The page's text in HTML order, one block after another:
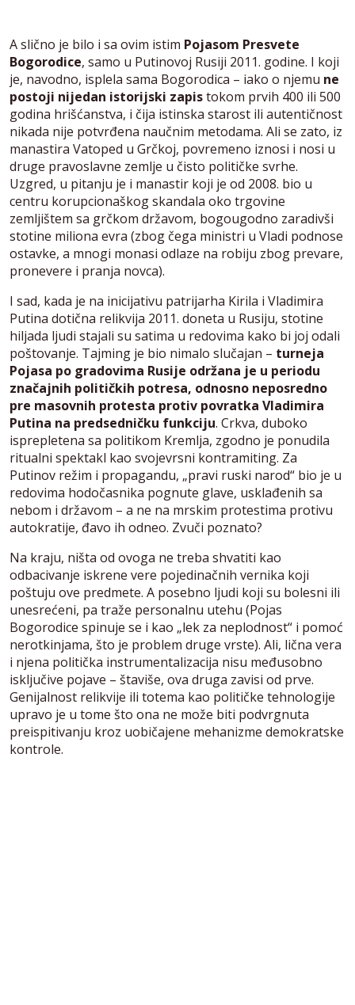
A slično je bilo i sa ovim istim Pojasom Presvete
Bogorodice, samo u Putinovoj Rusiji 2011. godine. I koji
je, navodno, isplela sama Bogorodica – iako o njemu ne
postoji nijedan istorijski zapistokom prvih 400 ili 500
godina hrišćanstva, i čija istinska starost ili autentičnost
nikada nije potvrđena naučnim metodama. Ali se zato, iz
manastira Vatoped u Grčkoj, povremeno iznosi i nosi u
druge pravoslavne zemlje u čisto političke svrhe.
Uzgred, u pitanju je i manastir koji je od 2008. bio u
centru korupcionaškog skandala oko trgovine
zemljištem sa grčkom državom, bogougodno zaradivši
stotine miliona evra (zbog čega ministri u Vladi podnose
ostavke, a mnogi monasi odlaze na robiju zbog prevare,
pronevere i pranja novca).
I sad, kada je na inicijativu patrijarha Kirila i Vladimira
Putina dotična relikvija 2011. doneta u Rusiju, stotine
hiljada ljudi stajali su satima u redovima kako bi joj odali
poštovanje. Tajming je bio nimalo slučajan – turneja
Pojasa po gradovima Rusije održana je u periodu
značajnih političkih potresa, odnosno neposredno
pre masovnih protesta protiv povratka Vladimira
Putina na predsedničku funkciju. Crkva, duboko
isprepletena sa politikom Kremlja, zgodno je ponudila
ritualni spektakl kao svojevrsni kontramiting. Za
Putinov režim i propagandu, „pravi ruski narod“ bio je u
redovima hodočasnika pognute glave, usklađenih sa
nebom i državom – a ne na mrskim protestima protivu
autokratije, đavo ih odneo. Zvuči poznato?
Na kraju, ništa od ovoga ne treba shvatiti kao
odbacivanje iskrene vere pojedinačnih vernika koji
poštuju ove predmete. A posebno ljudi koji su bolesni ili
unesrećeni, pa traže personalnu utehu (Pojas
Bogorodice spinuje se i kao „lek za neplodnost“ i pomoć
nerotkinjama, što je problem druge vrste). Ali, lična vera
i njena politička instrumentalizacija nisu međusobno
isključive pojave – štaviše, ova druga zavisi od prve.
Genijalnost relikvije ili totema kao političke tehnologije
upravo je u tome što ona ne može biti podvrgnuta
preispitivanju kroz uobičajene mehanizme demokratske
kontrole.